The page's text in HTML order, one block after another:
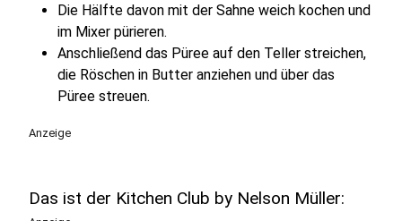
Die Hälfte davon mit der Sahne weich kochen und
im Mixer pürieren.
Anschließend das Püree auf den Teller streichen,
die Röschen in Butter anziehen und über das
Püree streuen.
Anzeige
Das ist der Kitchen Club by Nelson Müller: